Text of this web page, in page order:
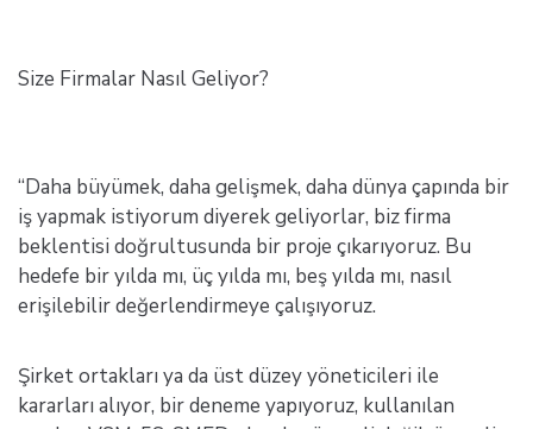
Size Firmalar Nasıl Geliyor?
“Daha büyümek, daha gelişmek, daha dünya çapında bir
iş yapmak istiyorum diyerek geliyorlar, biz firma
beklentisi doğrultusunda bir proje çıkarıyoruz. Bu
hedefe bir yılda mı, üç yılda mı, beş yılda mı, nasıl
erişilebilir değerlendirmeye çalışıyoruz.
Şirket ortakları ya da üst düzey yöneticileri ile
kararları alıyor, bir deneme yapıyoruz, kullanılan